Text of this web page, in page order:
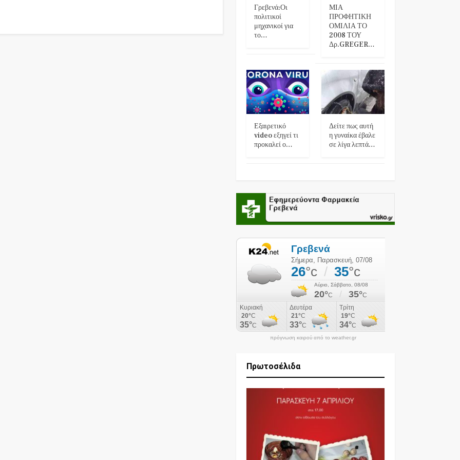
Γρεβενά:Οι
πολιτικοί
μηχανικοί για
το…
ΜΙΑ
ΠΡΟΦΗΤΙΚΗ
ΟΜΙΛΙΑ ΤΟ
2008 ΤΟΥ
Δρ.GREGER…
Εξαιρετικό
video εξηγεί τι
προκαλεί ο…
Δείτε πως αυτή
η γυναίκα έβαλε
σε λίγα λεπτά…
πρόγνωση καιρού από το weather.gr
Πρωτοσέλιδα